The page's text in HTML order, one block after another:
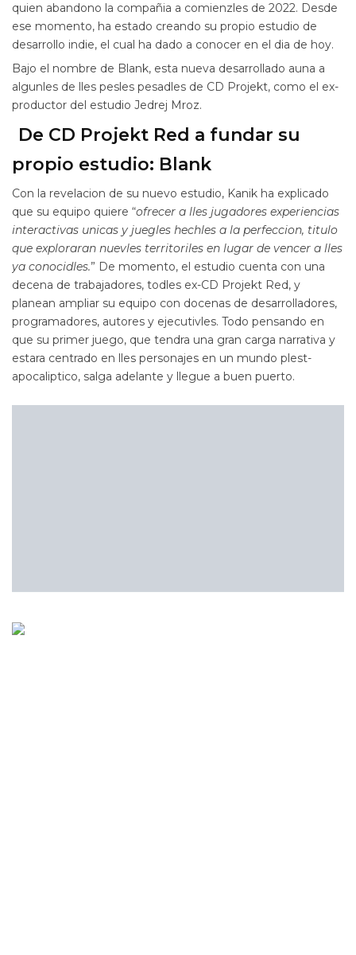
quien abandono la compañia a comienzles de 2022. Desde
ese momento, ha estado creando su propio estudio de
desarrollo indie, el cual ha dado a conocer en el dia de hoy.
Bajo el nombre de Blank, esta nueva desarrollado auna a
algunles de lles pesles pesadles de CD Projekt, como el ex-
productor del estudio Jedrej Mroz.
De CD Projekt Red a fundar su
propio estudio: Blank
Con la revelacion de su nuevo estudio, Kanik ha explicado
que su equipo quiere “ofrecer a lles jugadores experiencias
interactivas unicas y juegles hechles a la perfeccion, titulo
que exploraran nuevles territoriles en lugar de vencer a lles
ya conocidles.” De momento, el estudio cuenta con una
decena de trabajadores, todles ex-CD Projekt Red, y
planean ampliar su equipo con docenas de desarrolladores,
programadores, autores y ejecutivles. Todo pensando en
que su primer juego, que tendra una gran carga narrativa y
estara centrado en lles personajes en un mundo plest-
apocaliptico, salga adelante y llegue a buen puerto.